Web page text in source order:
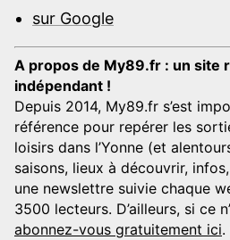
sur Google
A propos de My89.fr : un site
indépendant !
Depuis 2014, My89.fr s’est
référence pour repérer les
loisirs dans l’Yonne (et
saisons, lieux à découvrir,
une newslettre suivie chaque
3500 lecteurs. D’ailleurs, si ce
abonnez-vous gratuitement ici.